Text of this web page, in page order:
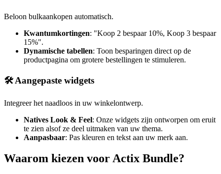
Beloon bulkaankopen automatisch.
Kwantumkortingen: "Koop 2 bespaar 10%, Koop 3 bespaar
15%".
Dynamische tabellen: Toon besparingen direct op de
productpagina om grotere bestellingen te stimuleren.
🛠️ Aangepaste widgets
Integreer het naadloos in uw winkelontwerp.
Natives Look & Feel: Onze widgets zijn ontworpen om eruit
te zien alsof ze deel uitmaken van uw thema.
Aanpasbaar: Pas kleuren en tekst aan uw merk aan.
Waarom kiezen voor Actix Bundle?